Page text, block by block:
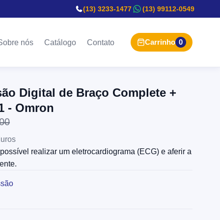
(13) 3233-1477 (13) 99112-0549
nós Catálogo Contato Carrinho 0
Digital de Braço Complete +
- Omron
realizar um eletrocardiograma (ECG) e aferir a